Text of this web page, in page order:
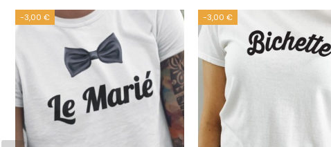
-3,00 € -3,00 €